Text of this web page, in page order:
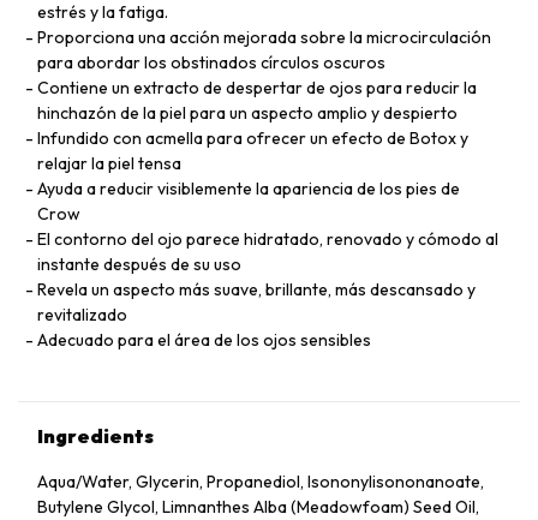
estrés y la fatiga.
Proporciona una acción mejorada sobre la microcirculación
para abordar los obstinados círculos oscuros
Contiene un extracto de despertar de ojos para reducir la
hinchazón de la piel para un aspecto amplio y despierto
Infundido con acmella para ofrecer un efecto de Botox y
relajar la piel tensa
Ayuda a reducir visiblemente la apariencia de los pies de
Crow
El contorno del ojo parece hidratado, renovado y cómodo al
instante después de su uso
Revela un aspecto más suave, brillante, más descansado y
revitalizado
Adecuado para el área de los ojos sensibles
Ingredients
Aqua/Water, Glycerin, Propanediol, Isononylisononanoate,
Butylene Glycol, Limnanthes Alba (Meadowfoam) Seed Oil,